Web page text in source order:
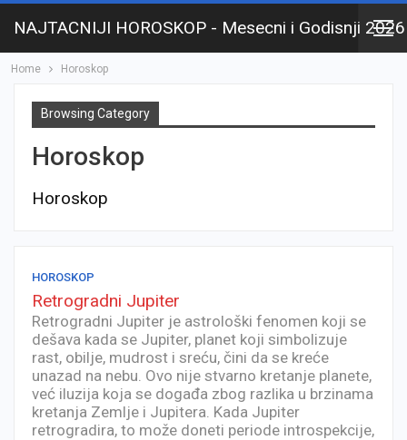
NAJTACNIJI HOROSKOP - Mesecni i Godisnji 2026
Home Horoskop
Browsing Category
Horoskop
Horoskop
HOROSKOP
Retrogradni Jupiter
Retrogradni Jupiter je astrološki fenomen koji se
dešava kada se Jupiter, planet koji simbolizuje
rast, obilje, mudrost i sreću, čini da se kreće
unazad na nebu. Ovo nije stvarno kretanje planete,
već iluzija koja se događa zbog razlika u brzinama
kretanja Zemlje i Jupitera. Kada Jupiter
retrogradira, to može doneti periode introspekcije,